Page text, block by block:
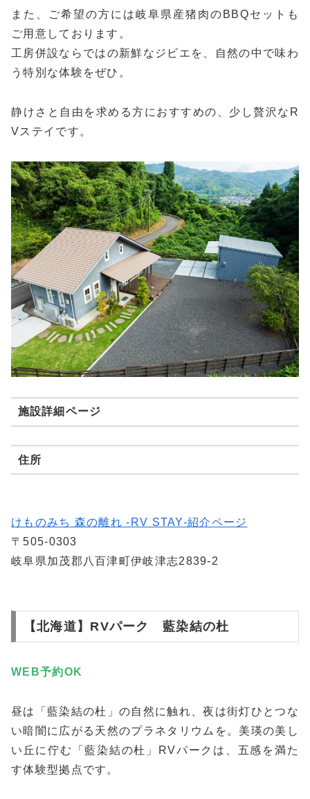
また、ご希望の方には岐阜県産猪肉のBBQセットも
ご用意しております。
工房併設ならではの新鮮なジビエを、自然の中で味わ
う特別な体験をぜひ。
静けさと自由を求める方におすすめの、少し贅沢なR
Vステイです。
施設詳細ページ
住所
けものみち 森の離れ -RV STAY-紹介ページ
〒505-0303
岐阜県加茂郡八百津町伊岐津志2839-2
【北海道】RVパーク 藍染結の杜
WEB予約OK
昼は「藍染結の杜」の自然に触れ、夜は街灯ひとつな
い暗闇に広がる天然のプラネタリウムを。美瑛の美し
い丘に佇む「藍染結の杜」RVパークは、五感を満た
す体験型拠点です。